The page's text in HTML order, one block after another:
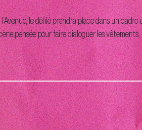
le défilé prendra place dans un
pensée pour faire dialoguer les vêtements,